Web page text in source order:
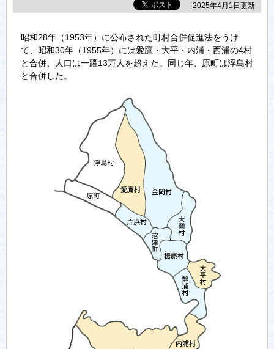
2025年4月1日更新
昭和28年（1953年）に公布された町村合併促進法をうけ
て、昭和30年（1955年）には愛鷹・大平・内浦・西浦の4村
と合併、人口は一躍13万人を超えた。同じ年、原町は浮島村
と合併した。